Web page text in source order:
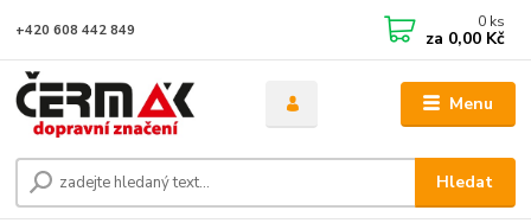
Menu
Hledat
+420 608 442 849 0 ks
za 0,00 Kč